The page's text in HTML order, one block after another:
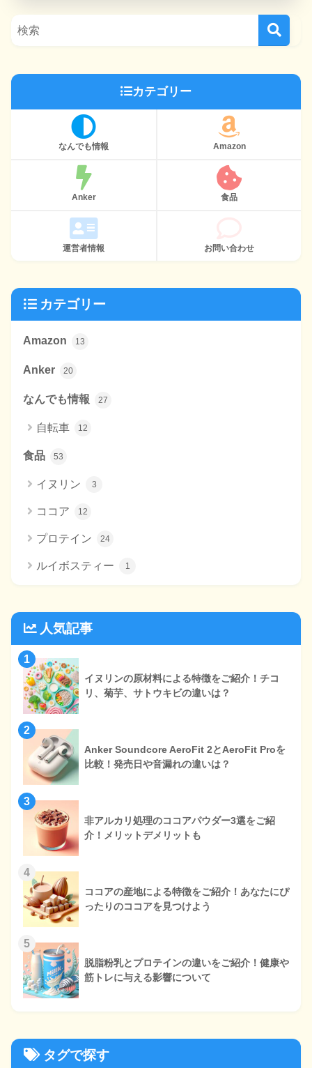
カテゴリー
なんでも情報 Amazon
Anker 食品
運営者情報 お問い合わせ
カテゴリー
Amazon 13
Anker 20
なんでも情報 27
自転車 12
食品 53
イヌリン 3
ココア 12
プロテイン 24
ルイボスティー 1
人気記事
1
イヌリンの原材料による特徴をご紹介！チコ
リ、菊芋、サトウキビの違いは？
2
Anker Soundcore AeroFit 2とAeroFit Proを
比較！発売日や音漏れの違いは？
3
非アルカリ処理のココアパウダー3選をご紹
介！メリットデメリットも
4
ココアの産地による特徴をご紹介！あなたにぴ
ったりのココアを見つけよう
5
脱脂粉乳とプロテインの違いをご紹介！健康や
筋トレに与える影響について
タグで探す